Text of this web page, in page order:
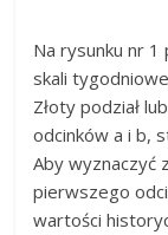
Na rysunku nr
skali
Złoty podział
odcinków a i b,
Aby wyznaczyć
pierwszego
wartości